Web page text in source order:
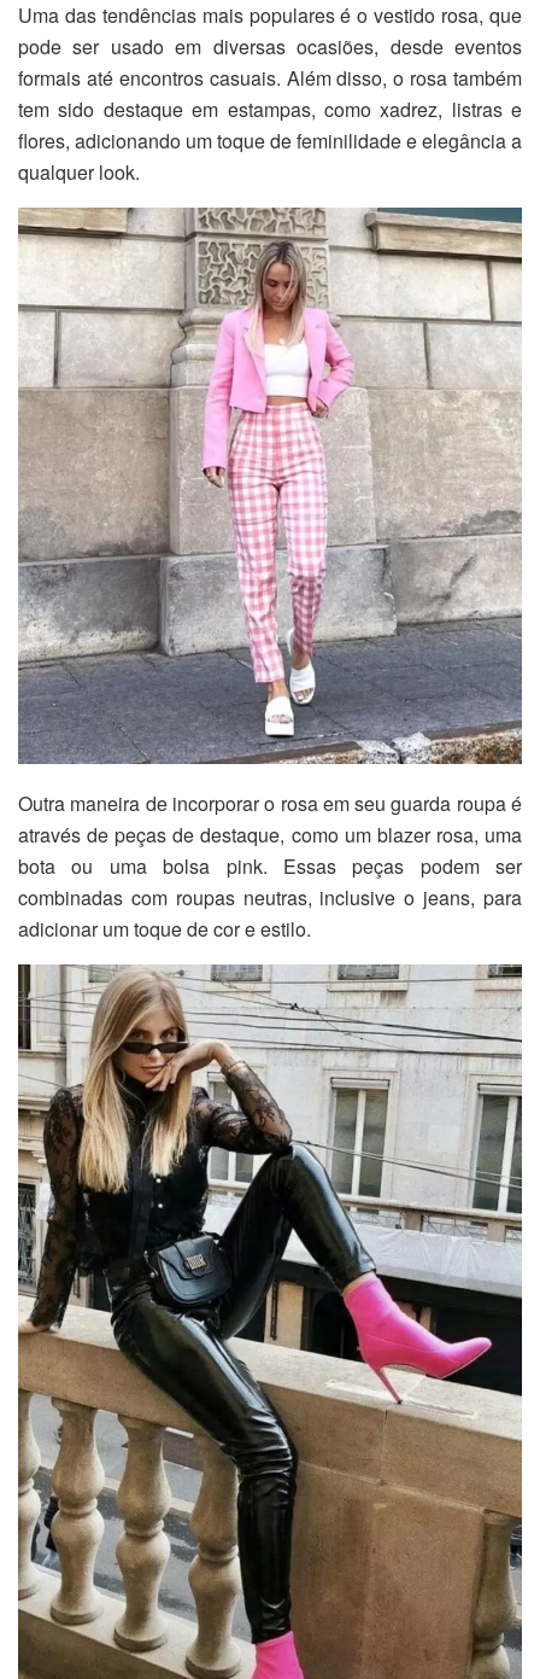
Uma das tendências mais populares é o vestido rosa, que
pode ser usado em diversas ocasiões, desde eventos
formais até encontros casuais. Além disso, o rosa também
tem sido destaque em estampas, como xadrez, listras e
flores, adicionando um toque de feminilidade e elegância a
qualquer look.
Outra maneira de incorporar o rosa em seu guarda roupa é
através de peças de destaque, como um blazer rosa, uma
bota ou uma bolsa pink. Essas peças podem ser
combinadas com roupas neutras, inclusive o jeans, para
adicionar um toque de cor e estilo.